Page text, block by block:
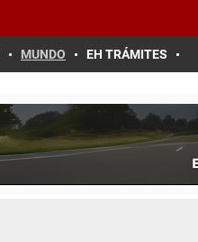
MUNDO EH TRÁMITES